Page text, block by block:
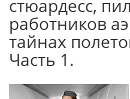
стюардесс,
работников
тайнах
Часть 1.